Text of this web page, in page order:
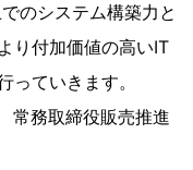
のシステム構築力と
り付加価値の高いIT
っていきます。
務取締役販売推進